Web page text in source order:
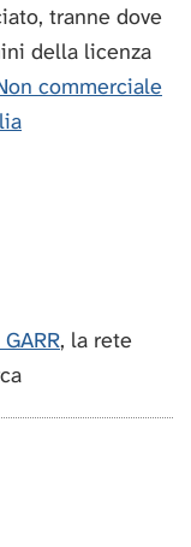
tranne dove
della licenza
commerciale
, la rete